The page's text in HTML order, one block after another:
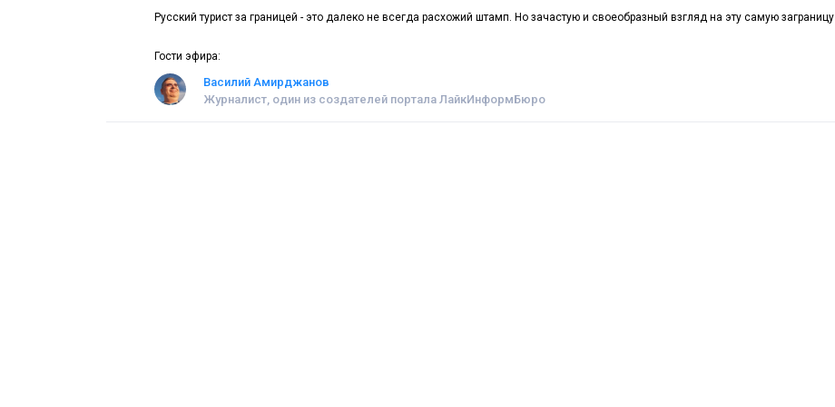
Русский турист за границей - это далеко не всегда расхожий штамп. Но зачастую и своеобразный взгляд на эту самую заграницу
Гости эфира:
Василий Амирджанов
Журналист, один из создателей портала ЛайкИнформБюро